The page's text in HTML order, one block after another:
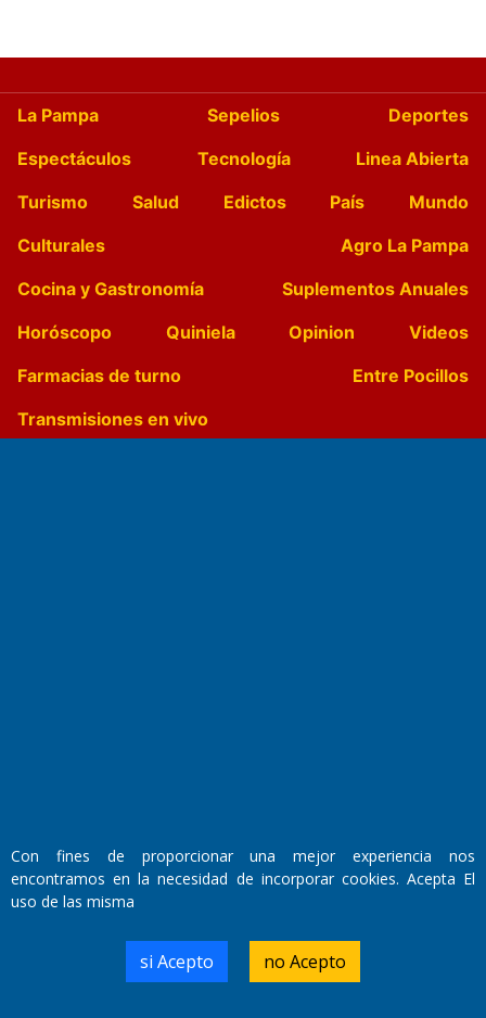
La Pampa Sepelios
Deportes
Espectáculos
Tecnología
Linea Abierta
Turismo
Salud Edictos País
Mundo
Culturales
Agro La Pampa
Cocina y Gastronomía
Suplementos Anuales
Horóscopo
Quiniela Opinion
Videos
Farmacias de turno
Entre Pocillos
Transmisiones en vivo
Propietario: El Diario SRL
Director Periodístico:
Walter René Goñi
Domicilio Legal: José Ingenieros 855,
Santa Rosa, La Pampa.
Con fines de proporcionar una mejor experiencia nos
encontramos en la necesidad de incorporar cookies. Acepta El
uso de las misma
si Acepto no Acepto